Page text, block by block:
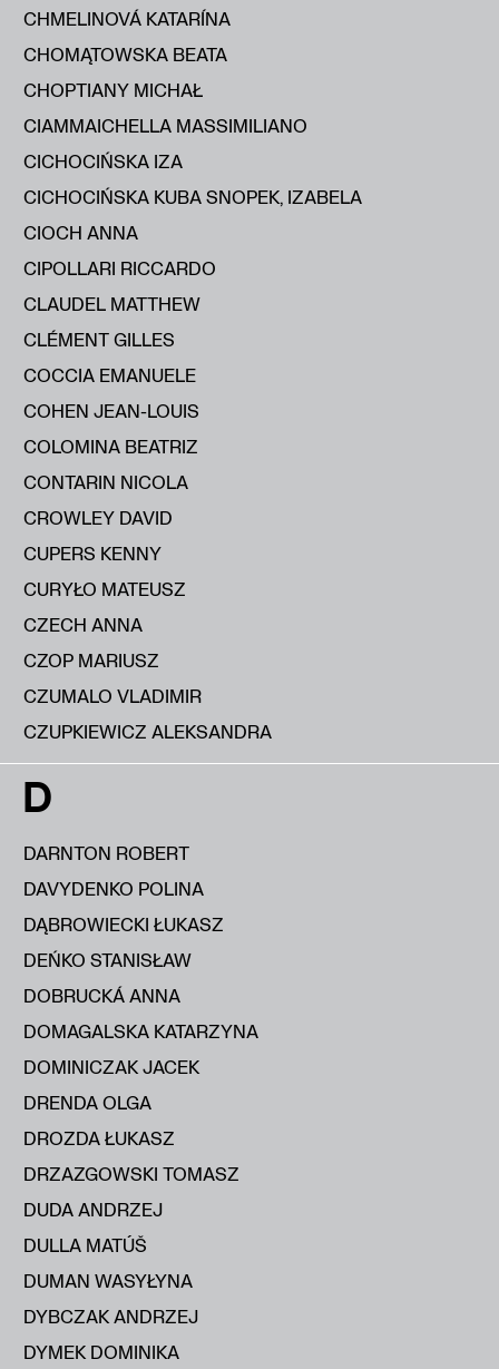
CHMELINOVÁ KATARÍNA
CHOMĄTOWSKA BEATA
CHOPTIANY MICHAŁ
CIAMMAICHELLA MASSIMILIANO
CICHOCIŃSKA IZA
CICHOCIŃSKA KUBA SNOPEK, IZABELA
CIOCH ANNA
CIPOLLARI RICCARDO
CLAUDEL MATTHEW
CLÉMENT GILLES
COCCIA EMANUELE
COHEN JEAN-LOUIS
COLOMINA BEATRIZ
CONTARIN NICOLA
CROWLEY DAVID
CUPERS KENNY
CURYŁO MATEUSZ
CZECH ANNA
CZOP MARIUSZ
CZUMALO VLADIMIR
CZUPKIEWICZ ALEKSANDRA
D
DARNTON ROBERT
DAVYDENKO POLINA
DĄBROWIECKI ŁUKASZ
DEŃKO STANISŁAW
DOBRUCKÁ ANNA
DOMAGALSKA KATARZYNA
DOMINICZAK JACEK
DRENDA OLGA
DROZDA ŁUKASZ
DRZAZGOWSKI TOMASZ
DUDA ANDRZEJ
DULLA MATÚŠ
DUMAN WASYŁYNA
DYBCZAK ANDRZEJ
DYMEK DOMINIKA